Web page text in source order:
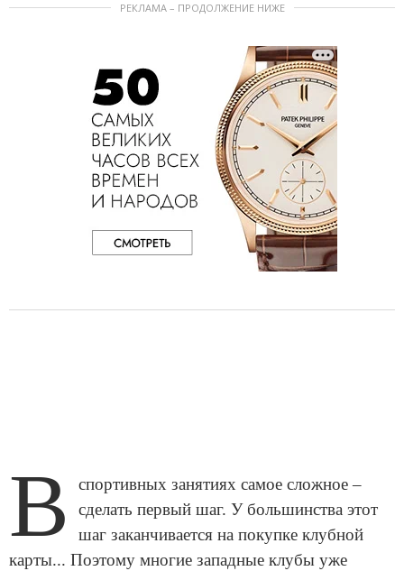
РЕКЛАМА – ПРОДОЛЖЕНИЕ НИЖЕ
В
спортивных занятиях самое сложное –
сделать первый шаг. У большинства этот
шаг заканчивается на покупке клубной
карты... Поэтому многие западные клубы уже